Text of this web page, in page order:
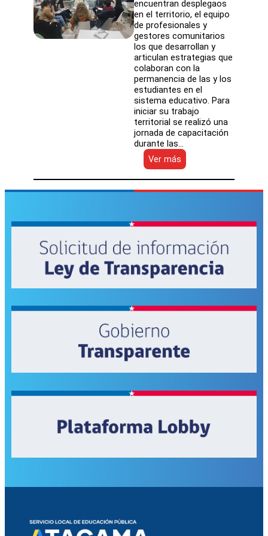
encuentran desplegaos
en el territorio, el equipo
de profesionales y
gestores comunitarios
los que desarrollan y
articulan estrategias que
colaboran con la
permanencia de las y los
estudiantes en el
sistema educativo. Para
iniciar su trabajo
territorial se realizó una
jornada de capacitación
durante las…
Ver más
Equipos
territoriales
de
asistencia
despliegan
en
Atacama